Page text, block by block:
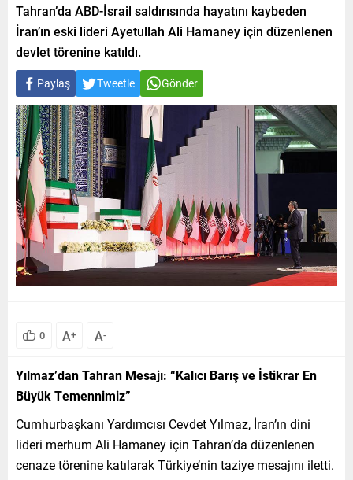
Tahran’da ABD-İsrail saldırısında hayatını kaybeden
İran’ın eski lideri Ayetullah Ali Hamaney için düzenlenen
devlet törenine katıldı.
Paylaş Tweetle Gönder
0 A+ A-
Yılmaz’dan Tahran Mesajı: “Kalıcı Barış ve İstikrar En
Büyük Temennimiz”
Cumhurbaşkanı Yardımcısı Cevdet Yılmaz, İran’ın dini
lideri merhum Ali Hamaney için Tahran’da düzenlenen
cenaze törenine katılarak Türkiye’nin taziye mesajını iletti.